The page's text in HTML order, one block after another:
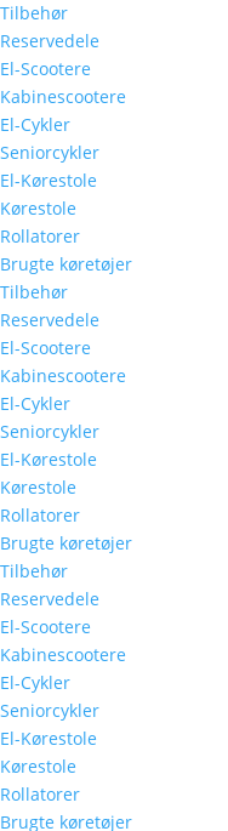
Tilbehør
Reservedele
El-Scootere
Kabinescootere
El-Cykler
Seniorcykler
El-Kørestole
Kørestole
Rollatorer
Brugte køretøjer
Tilbehør
Reservedele
El-Scootere
Kabinescootere
El-Cykler
Seniorcykler
El-Kørestole
Kørestole
Rollatorer
Brugte køretøjer
Tilbehør
Reservedele
El-Scootere
Kabinescootere
El-Cykler
Seniorcykler
El-Kørestole
Kørestole
Rollatorer
Brugte køretøjer